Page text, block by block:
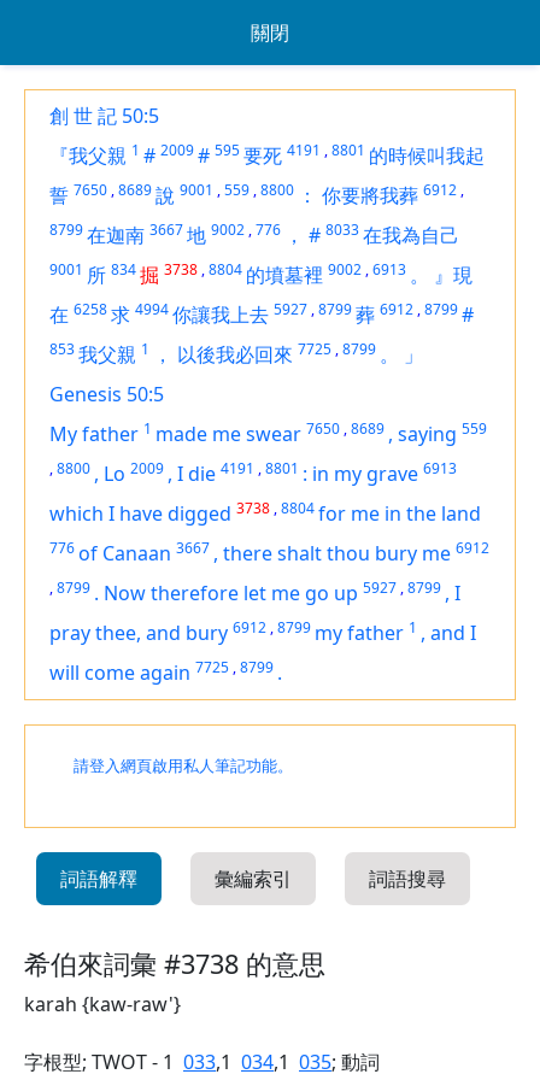
關閉
創 世 記 50:5
『我父親 1 # 2009# 595要死 4191 ,8801 的時候叫我起
誓 7650 ,8689說 9001 ,559 ,8800 ： 你要將我葬 6912 ,
8799在迦南 3667地 9002 ,776 ， # 8033在我為自己
9001 所 834掘 3738 ,8804 的墳墓裡 9002 ,6913 。
』現
在 6258求 4994你讓我上去 5927 ,8799葬 6912 ,8799#
853我父親 1 ， 以後我必回來 7725 ,8799 。
」
Genesis 50:5
My father 1 made me swear 7650 ,8689 , saying 559
,8800 , Lo 2009 , I die 4191 ,8801 : in my grave 6913
which I have digged 3738 ,8804for me in the land
776of Canaan 3667 , there shalt thou bury me 6912
,8799 . Now therefore let me go up 5927 ,8799 , I
pray thee, and bury 6912 ,8799 my father 1 , and I
will come again 7725 ,8799 .
請登入網頁啟用私人筆記功能。
詞語解釋 彙編索引 詞語搜尋
希伯來詞彙 #3738 的意思
karah {kaw-raw'}
字根型; TWOT - 1 033,1 034,1 035; 動詞